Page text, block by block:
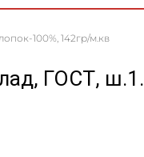
100%, 142гр/м.кв
ГОСТ,